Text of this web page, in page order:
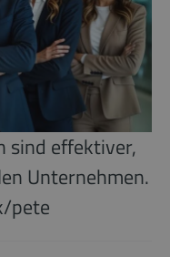
sind effektiver,
Unternehmen.
pete